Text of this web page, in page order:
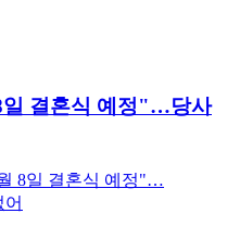
일 결혼식 예정"…당사